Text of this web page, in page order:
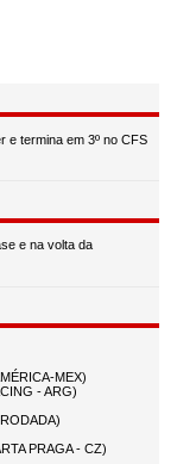
e termina em 3º no CFS
e na volta da